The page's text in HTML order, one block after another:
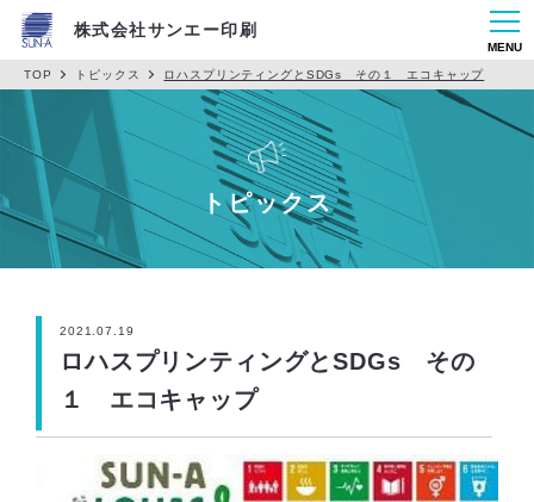
株式会社サンエー印刷
MENU
TOP トピックス ロハスプリンティングとSDGs その１ エコキャップ
トピックス
2021.07.19
ロハスプリンティングとSDGs その
１ エコキャップ